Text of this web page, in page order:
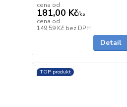
cena od
181,00 Kč/ks
cena od
149,59 Kč bez DPH
Detail
TOP produkt